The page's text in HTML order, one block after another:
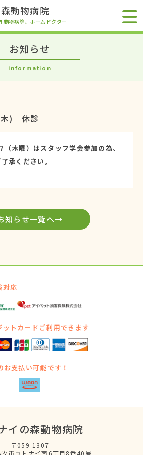
動物病院
動物病院、ホームドクター
お知らせ
Information
) 休診
木曜）はスタッフ学会参加の為、
承ください。
知らせ一覧へ→
対応
ットカードご利用できます
お支払い可能です！
イの森動物病院
〒059-1307
市ウトナイ南6丁目8番40号